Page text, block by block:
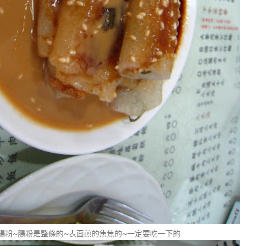
粉~腸粉是整條的~表面煎的焦焦的~一定要吃一下的